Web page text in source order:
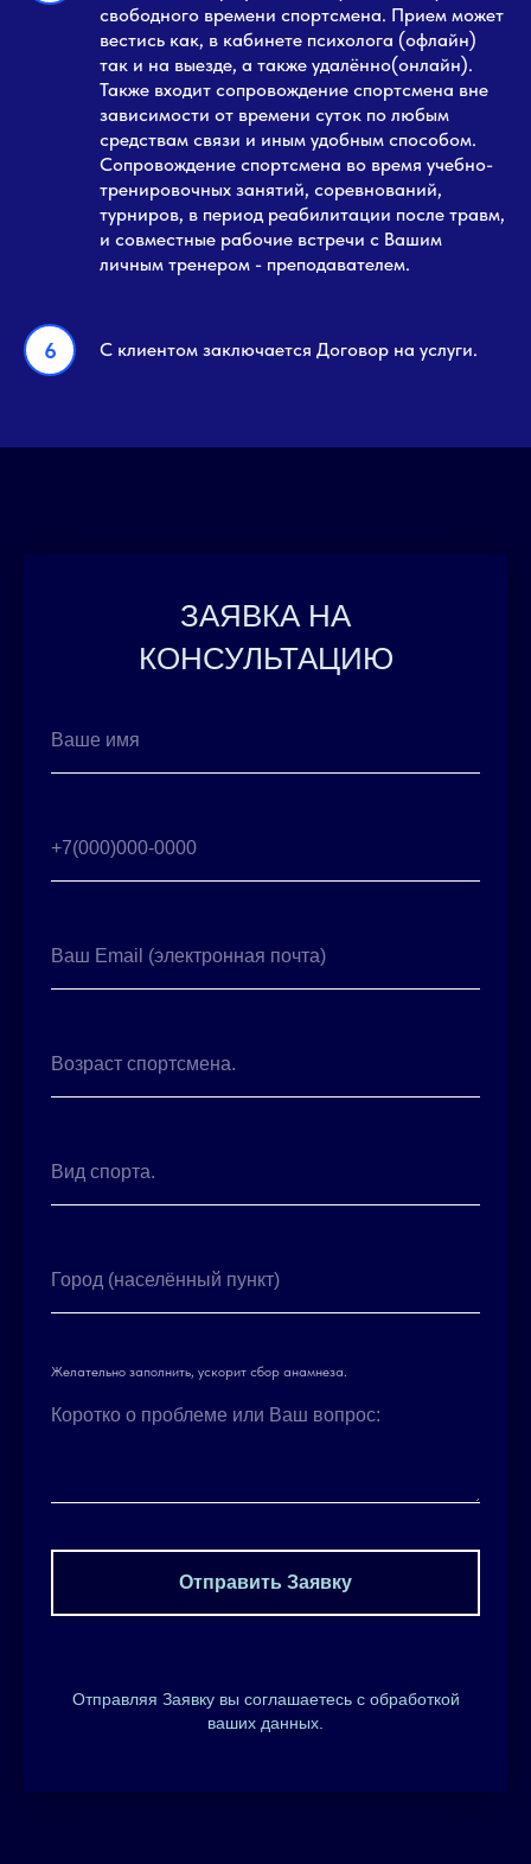
свободного времени спортсмена. Прием может
вестись как, в кабинете психолога (офлайн)
так и на выезде, а также удалённо(онлайн).
Также входит сопровождение спортсмена вне
зависимости от времени суток по любым
средствам связи и иным удобным способом.
Сопровождение спортсмена во время учебно-
тренировочных занятий, соревнований,
турниров, в период реабилитации после травм,
и совместные рабочие встречи с Вашим
личным тренером - преподавателем.
С клиентом заключается Договор на услуги.
ЗАЯВКА НА
КОНСУЛЬТАЦИЮ
Ваше имя
+7(000)000-0000
Ваш Email (электронная почта)
Возраст спортсмена.
Вид спорта.
Город (населённый пункт)
Желательно заполнить, ускорит сбор анамнеза.
Коротко о проблеме или Ваш вопрос:
Отправить Заявку
Отправляя Заявку вы соглашаетесь с обработкой
ваших данных.